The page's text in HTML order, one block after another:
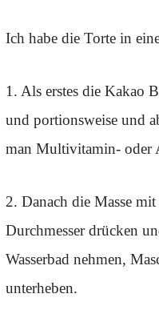
Ich habe die Torte in
1. Als erstes die Kakao
und portionsweise und
man Multivitamin- oder
2. Danach die Masse
Durchmesser drücken
Wasserbad nehmen,
unterheben.